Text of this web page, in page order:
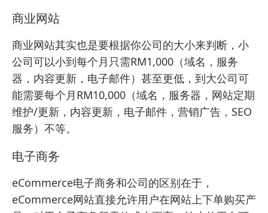
商业网站
商业网站其实也是要根据你公司的大小来判断，小
公司可以小到每个月只需RM1,000（域名，服务
器，内容更新，电子邮件）甚至更低，到大公司可
能需要每个月RM10,000（域名，服务器，网站定期
维护/更新，内容更新，电子邮件，营销广告， SEO
服务）不等。
电子商务
eCommerce电子商务和公司的区别在于，
eCommerce网站直接允许用户在网站上下单购买产